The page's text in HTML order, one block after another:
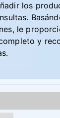
los
le
y